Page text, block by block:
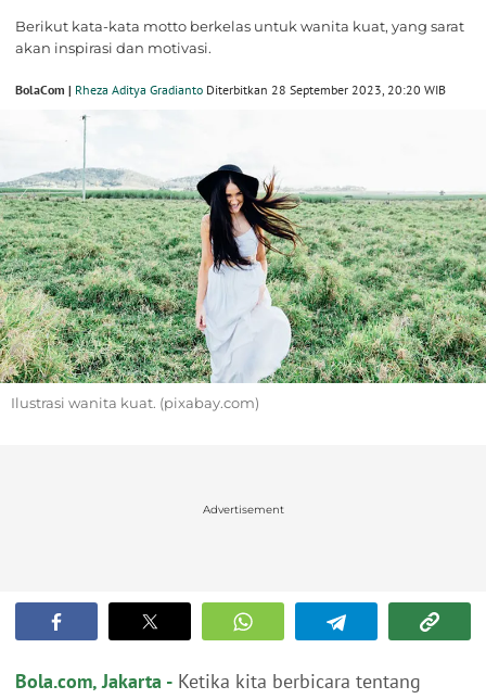
Berikut kata-kata motto berkelas untuk wanita kuat, yang sarat
akan inspirasi dan motivasi.
BolaCom | Rheza Aditya Gradianto Diterbitkan 28 September 2023, 20:20 WIB
Ilustrasi wanita kuat. (pixabay.com)
Advertisement
Bola.com, Jakarta - Ketika kita berbicara tentang